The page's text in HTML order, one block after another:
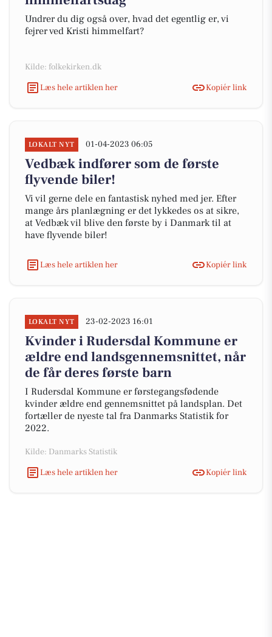
Undrer du dig også over, hvad det egentlig er, vi
fejrer ved Kristi himmelfart?
Kilde: folkekirken.dk
Læs hele artiklen her
Kopiér link
LOKALT NYT 01-04-2023 06:05
Vedbæk indfører som de første
flyvende biler!
Vi vil gerne dele en fantastisk nyhed med jer. Efter
mange års planlægning er det lykkedes os at sikre,
at Vedbæk vil blive den første by i Danmark til at
have flyvende biler!
Læs hele artiklen her Kopiér link
LOKALT NYT 23-02-2023 16:01
Kvinder i Rudersdal Kommune er
ældre end landsgennemsnittet, når
de får deres første barn
I Rudersdal Kommune er førstegangsfødende
kvinder ældre end gennemsnittet på landsplan. Det
fortæller de nyeste tal fra Danmarks Statistik for
2022.
Kilde: Danmarks Statistik
Læs hele artiklen her
Kopiér link